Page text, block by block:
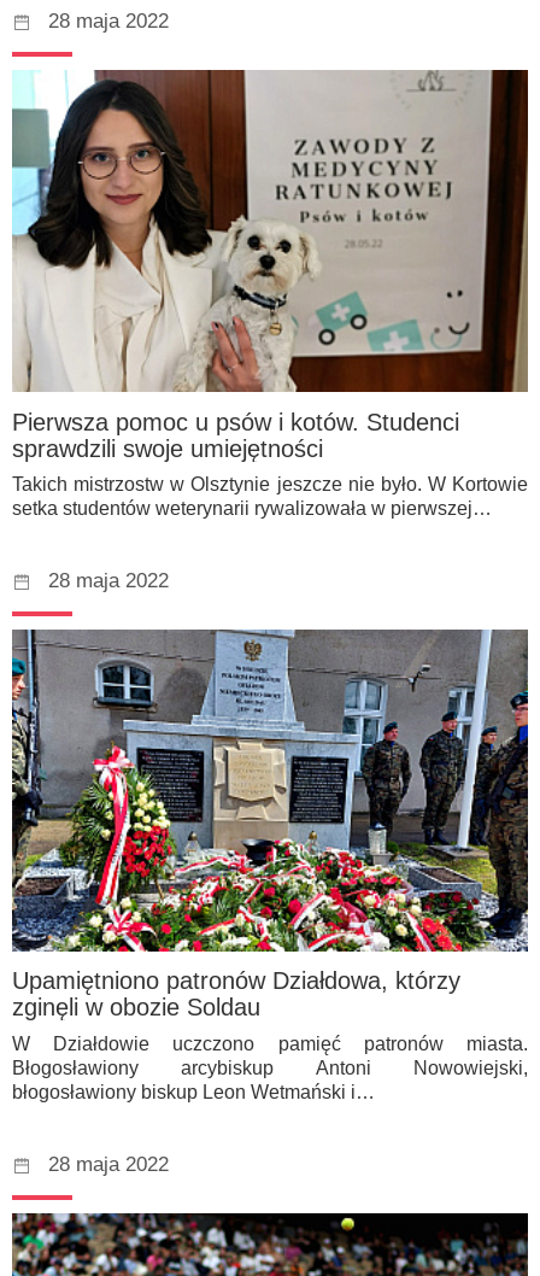
28 maja 2022
Pierwsza pomoc u psów i kotów. Studenci
sprawdzili swoje umiejętności
Takich mistrzostw w Olsztynie jeszcze nie było. W Kortowie
setka studentów weterynarii rywalizowała w pierwszej…
28 maja 2022
Upamiętniono patronów Działdowa, którzy
zginęli w obozie Soldau
W Działdowie uczczono pamięć patronów miasta.
Błogosławiony arcybiskup Antoni Nowowiejski,
błogosławiony biskup Leon Wetmański i…
28 maja 2022